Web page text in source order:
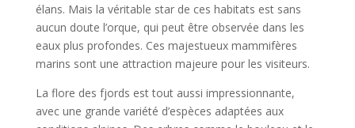
élans. Mais la véritable star de ces habitats est sans
aucun doute l’orque, qui peut être observée dans les
eaux plus profondes. Ces majestueux mammifères
marins sont une attraction majeure pour les visiteurs.
La flore des fjords est tout aussi impressionnante,
avec une grande variété d’espèces adaptées aux